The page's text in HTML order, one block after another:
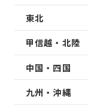
東北
甲信越・北陸
中国・四国
九州・沖縄